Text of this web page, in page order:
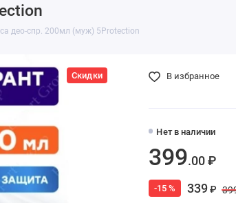
део-спр. 200мл (муж) 5Рrotection
Скидки
Нет в наличии
399.00 ₽
-15 % 339₽
В избранное